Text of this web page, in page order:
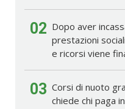
02 Dopo aver
prestazioni
e ricorsi viene
03 Corsi di nuoto
chiede chi paga